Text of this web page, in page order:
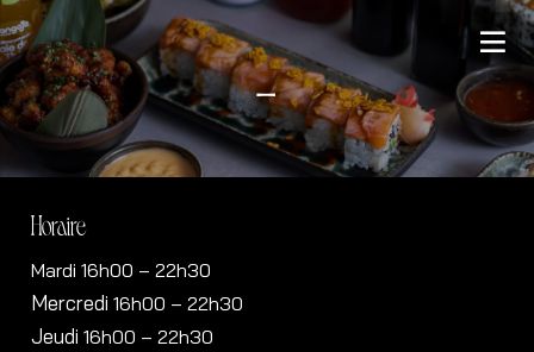
–
Horaire
Mardi 16h00 – 22h30
Mercredi 16h00 – 22h30
Jeudi 16h00 – 22h30